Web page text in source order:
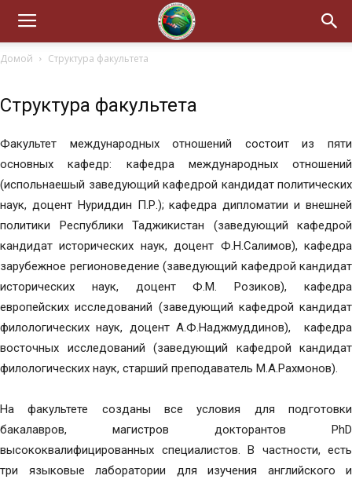
Домой Структура факультета
Структура факультета
Факультет международных отношений состоит из пяти
основных кафедр: кафедра международных отношений
(испольнаешый заведующий кафедрой кандидат политических
наук, доцент Нуриддин П.Р.); кафедра дипломатии и внешней
политики Республики Таджикистан (заведующий кафедрой
кандидат исторических наук, доцент Ф.Н.Салимов), кафедра
зарубежное регионоведение (заведующий кафедрой кандидат
исторических наук, доцент Ф.М. Розиков), кафедра
европейских исследований (заведующий кафедрой кандидат
филологических наук, доцент А.Ф.Наджмуддинов), кафедра
восточных исследований (заведующий кафедрой кандидат
филологических наук, старший преподаватель М.А.Рахмонов).
На факультете созданы все условия для подготовки
бакалавров, магистров докторантов PhD
высококвалифицированных специалистов. В частности, есть
три языковые лаборатории для изучения английского и